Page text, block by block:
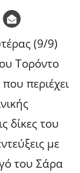
(9/9)
Τορόντο
περιέχει
δίκες του
με
του Σάρα